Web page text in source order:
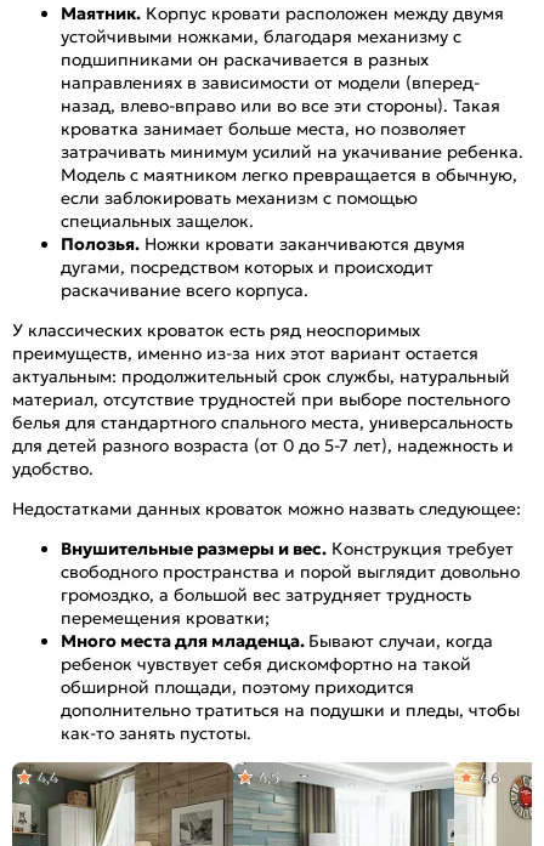
Маятник. Корпус кровати расположен между двумя
устойчивыми ножками, благодаря механизму с
подшипниками он раскачивается в разных
направлениях в зависимости от модели (вперед-
назад, влево-вправо или во все эти стороны). Такая
кроватка занимает больше места, но позволяет
затрачивать минимум усилий на укачивание ребенка.
Модель с маятником легко превращается в обычную,
если заблокировать механизм с помощью
специальных защелок.
Полозья. Ножки кровати заканчиваются двумя
дугами, посредством которых и происходит
раскачивание всего корпуса.
У классических кроваток есть ряд неоспоримых
преимуществ, именно из-за них этот вариант остается
актуальным: продолжительный срок службы, натуральный
материал, отсутствие трудностей при выборе постельного
белья для стандартного спального места, универсальность
для детей разного возраста (от 0 до 5-7 лет), надежность и
удобство.
Недостатками данных кроваток можно назвать следующее:
Внушительные размеры и вес. Конструкция требует
свободного пространства и порой выглядит довольно
громоздко, а большой вес затрудняет трудность
перемещения кроватки;
Много места для младенца. Бывают случаи, когда
ребенок чувствует себя дискомфортно на такой
обширной площади, поэтому приходится
дополнительно тратиться на подушки и пледы, чтобы
как-то занять пустоты.
4,4 4,5 4,6